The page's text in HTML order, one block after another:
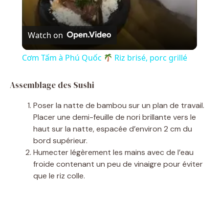
V
i
e
Watch on
Cơm Tấm à Phú Quốc Riz brisé, porc grillé
Assemblage des Sushi
Poser la natte de bambou sur un plan de travail.
Placer une demi-feuille de nori brillante vers le
haut sur la natte, espacée d’environ 2 cm du
bord supérieur.
Humecter légèrement les mains avec de l’eau
froide contenant un peu de vinaigre pour éviter
que le riz colle.